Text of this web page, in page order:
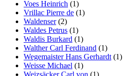
Voes Heinrich (1)
Vrillac Pierre de (1)
Waldenser(2)
Waldes Petrus (1)
Waldis Burkard (1)
Walther Carl Ferdinand (1)
Wegemaister Hans Gerhardt (1)
Weisse Michael (1)
Weizsäcker Carl von (1)